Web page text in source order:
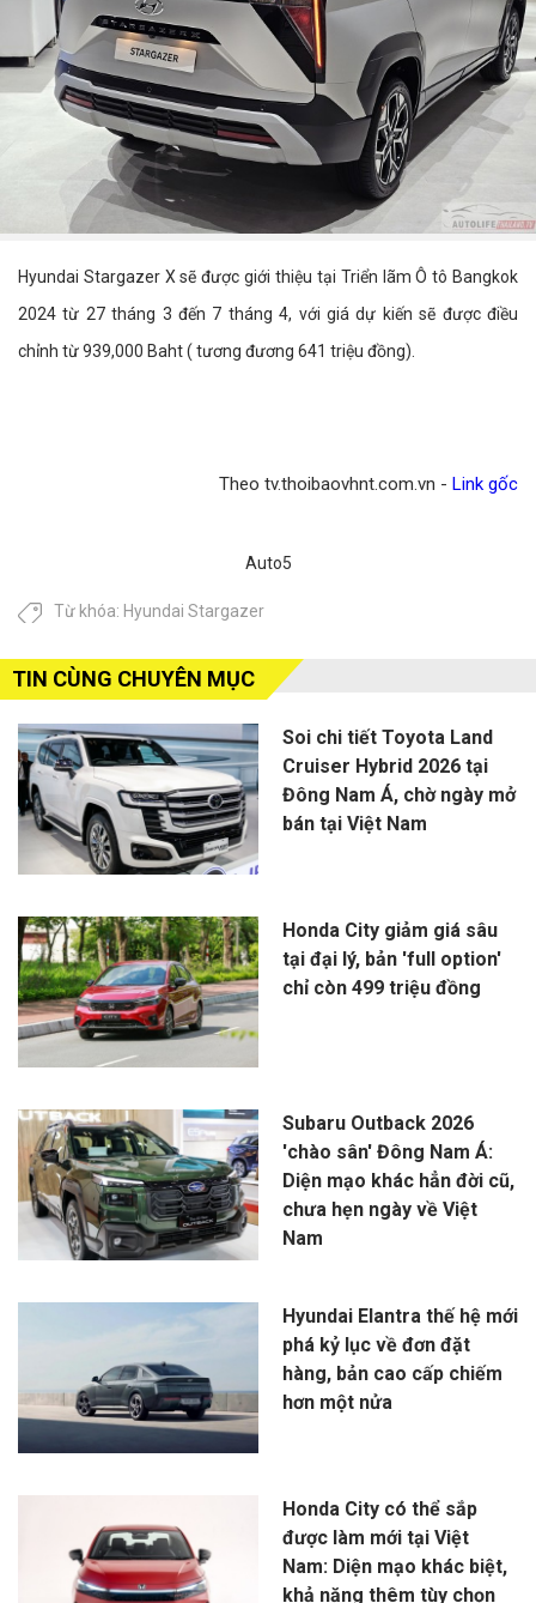
Hyundai Stargazer X sẽ được giới thiệu tại Triển lãm Ô tô Bangkok
2024 từ 27 tháng 3 đến 7 tháng 4, với giá dự kiến sẽ được điều
chỉnh từ 939,000 Baht ( tương đương 641 triệu đồng).
Theo tv.thoibaovhnt.com.vn - Link gốc
Auto5
Từ khóa: Hyundai Stargazer
TIN CÙNG CHUYÊN MỤC
Soi chi tiết Toyota Land
Cruiser Hybrid 2026 tại
Đông Nam Á, chờ ngày mở
bán tại Việt Nam
Honda City giảm giá sâu
tại đại lý, bản 'full option'
chỉ còn 499 triệu đồng
Subaru Outback 2026
'chào sân' Đông Nam Á:
Diện mạo khác hẳn đời cũ,
chưa hẹn ngày về Việt
Nam
Hyundai Elantra thế hệ mới
phá kỷ lục về đơn đặt
hàng, bản cao cấp chiếm
hơn một nửa
Honda City có thể sắp
được làm mới tại Việt
Nam: Diện mạo khác biệt,
khả năng thêm tùy chọn